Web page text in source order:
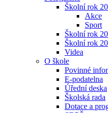
Školní rok
Akce
Sport
Školní rok
Školní rok
Videa
O škole
Povinné
E-podatelna
Úřední deska
Školská rada
Dotace a